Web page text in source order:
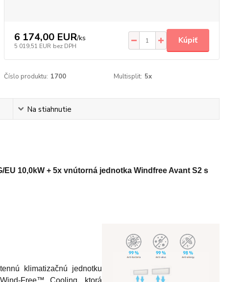
6 174,00 EUR/ks
5 019,51 EUR bez DPH
Kúpiť
Číslo produktu: 1700 Multisplit: 5x
Na stiahnutie
10,0kW + 5x vnútorná jednotka Windfree Avant S2 s
klimatizačnú jednotku
Free™ Cooling, ktorá